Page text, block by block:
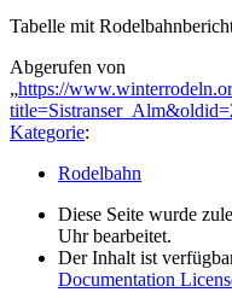
Tabelle mit
Abgerufen von
„https://
Kategorie:
Rodelbahn
Diese Seite wurde
Uhr bearbeitet.
Der Inhalt ist
Documentation